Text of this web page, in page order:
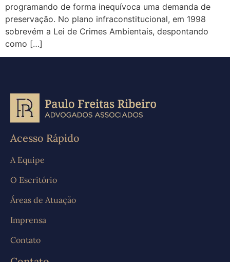
programando de forma inequívoca uma demanda de
preservação. No plano infraconstitucional, em 1998
sobrevém a Lei de Crimes Ambientais, despontando
como […]
Acesso Rápido
A Equipe
O Escritório
Áreas de Atuação
Imprensa
Contato